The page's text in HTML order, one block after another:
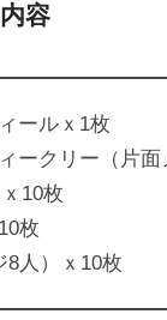
容
ールｘ1枚
ークリー（片
10枚
枚
8人）ｘ10枚